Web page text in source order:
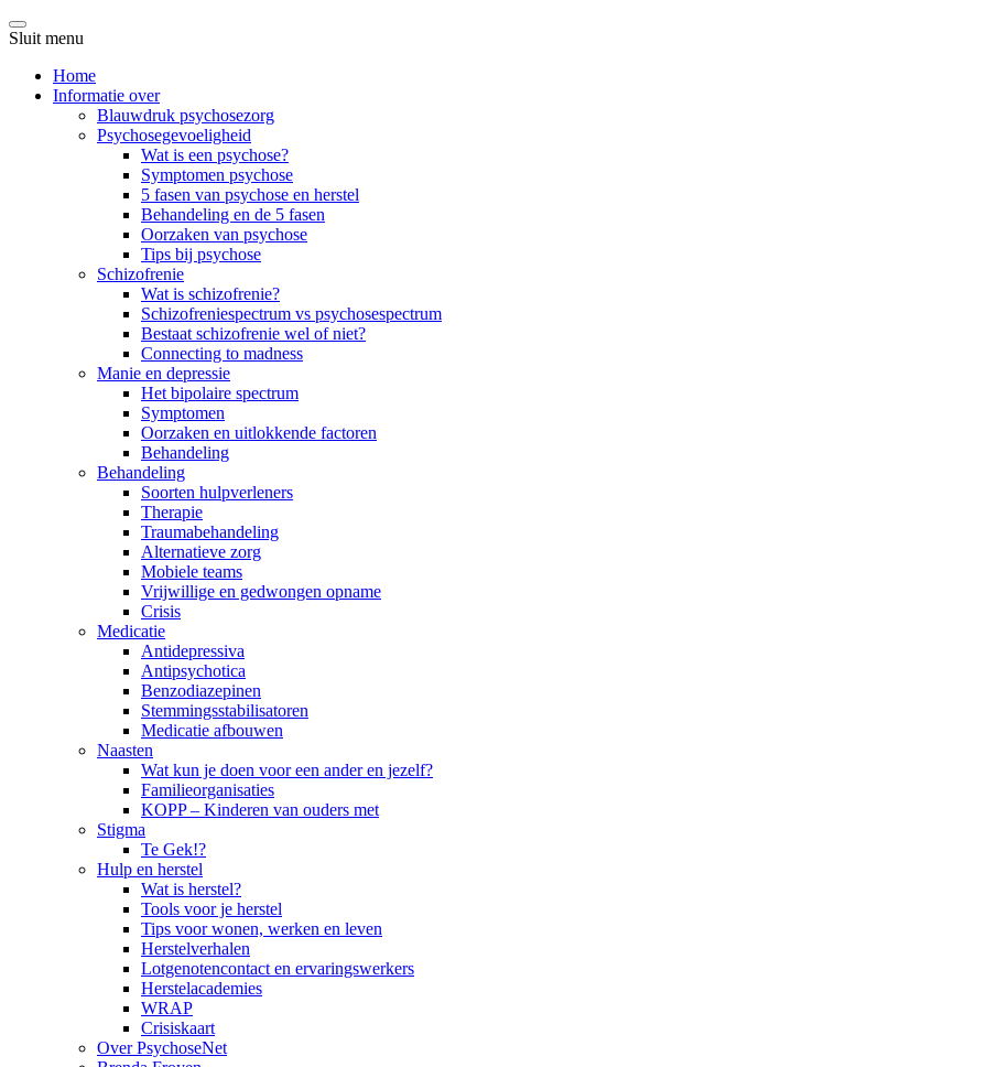
Sluit menu
Home
Informatie over
Blauwdruk psychosezorg
Psychosegevoeligheid
Wat is een psychose?
Symptomen psychose
5 fasen van psychose en herstel
Behandeling en de 5 fasen
Oorzaken van psychose
Tips bij psychose
Schizofrenie
Wat is schizofrenie?
Schizofreniespectrum vs psychosespectrum
Bestaat schizofrenie wel of niet?
Connecting to madness
Manie en depressie
Het bipolaire spectrum
Symptomen
Oorzaken en uitlokkende factoren
Behandeling
Behandeling
Soorten hulpverleners
Therapie
Traumabehandeling
Alternatieve zorg
Mobiele teams
Vrijwillige en gedwongen opname
Crisis
Medicatie
Antidepressiva
Antipsychotica
Benzodiazepinen
Stemmingsstabilisatoren
Medicatie afbouwen
Naasten
Wat kun je doen voor een ander en jezelf?
Familieorganisaties
KOPP – Kinderen van ouders met
Stigma
Te Gek!?
Hulp en herstel
Wat is herstel?
Tools voor je herstel
Tips voor wonen, werken en leven
Herstelverhalen
Lotgenotencontact en ervaringswerkers
Herstelacademies
WRAP
Crisiskaart
Over PsychoseNet